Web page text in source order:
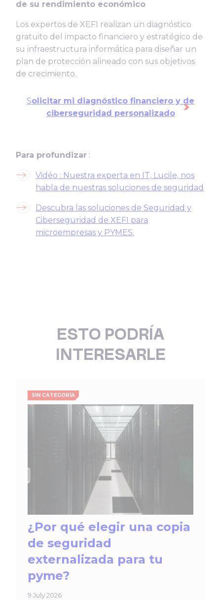
de su rendimiento económico
Los expertos de XEFI realizan un diagnóstico
gratuito del impacto financiero y estratégico de
su infraestructura informática para diseñar un
plan de protección alineado con sus objetivos
de crecimiento.
Solicitar mi diagnóstico financiero y de
ciberseguridad personalizado
Para profundizar :
Vidéo : Nuestra experta en IT, Lucile, nos
habla de nuestras soluciones de seguridad
Descubra las soluciones de Seguridad y
Ciberseguridad de XEFI para
microempresas y PYMES.
ESTO PODRÍA
INTERESARLE
SIN CATEGORÍA
¿Por qué elegir una copia
de seguridad
externalizada para tu
pyme?
9 July 2026